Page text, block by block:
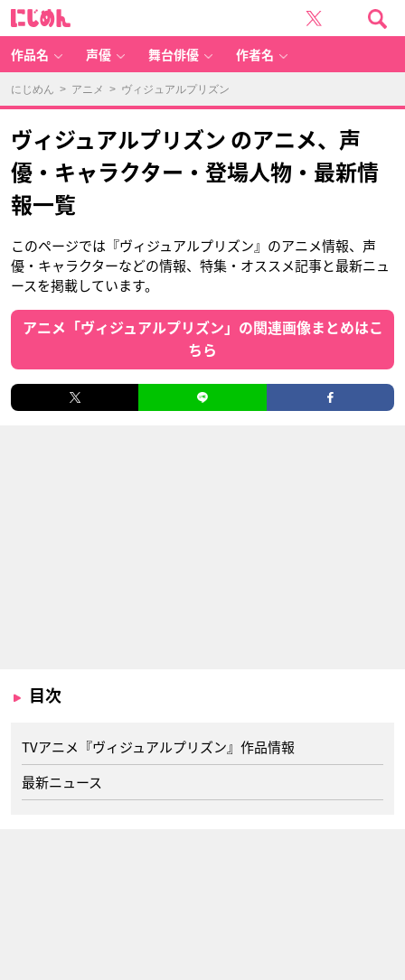
作品名 声優 舞台俳優 作者名
にじめん > アニメ > ヴィジュアルプリズン
ヴィジュアルプリズン のアニメ、声
優・キャラクター・登場人物・最新情
報一覧
このページでは『ヴィジュアルプリズン』のアニメ情報、声
優・キャラクターなどの情報、特集・オススメ記事と最新ニュ
ースを掲載しています。
アニメ「ヴィジュアルプリズン」の関連画像まとめはこ
ちら
目次
TVアニメ『ヴィジュアルプリズン』作品情報
最新ニュース